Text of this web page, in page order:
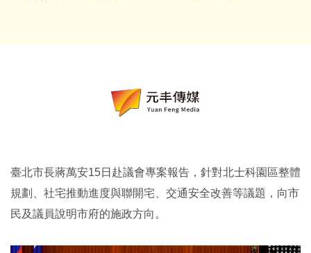
臺北市長蔣萬安15日赴議會專案報告，針對北士科園區整體
規劃、社宅推動進度與聯開宅、交通安全改善等議題，向市
民及議員說明市府的施政方向。